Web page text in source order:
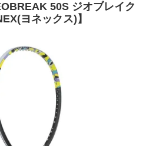
50S ジオブレイク
ヨネックス)】